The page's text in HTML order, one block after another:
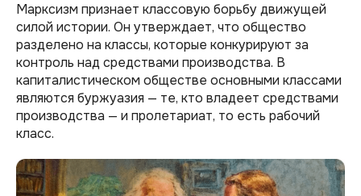
Марксизм признает классовую борьбу движущей
силой истории. Он утверждает, что общество
разделено на классы, которые конкурируют за
контроль над средствами производства. В
капиталистическом обществе основными классами
являются буржуазия — те, кто владеет средствами
производства — и пролетариат, то есть рабочий
класс.